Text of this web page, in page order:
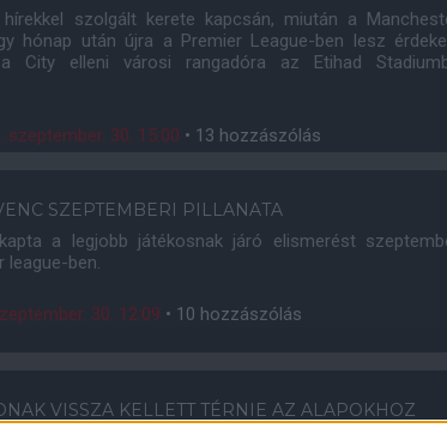
szolgált kerete kapcsán, miután a
hónap után újra a Premier League-ben lesz
City elleni városi rangadóra az Etihad
szeptember. 30. 15:00 • 13 hozzászólás
SZEPTEMBERI PILLANATA
a legjobb játékosnak járó elismerést
league-ben.
30. 12:09 • 10 hozzászólás
VISSZA KELLETT TÉRNIE AZ ALAPOKHOZ